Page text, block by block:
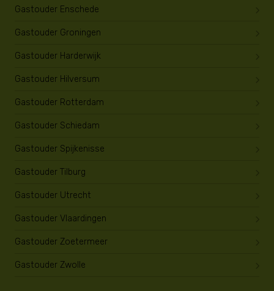
Gastouder Enschede
Gastouder Groningen
Gastouder Harderwijk
Gastouder Hilversum
Gastouder Rotterdam
Gastouder Schiedam
Gastouder Spijkenisse
Gastouder Tilburg
Gastouder Utrecht
Gastouder Vlaardingen
Gastouder Zoetermeer
Gastouder Zwolle